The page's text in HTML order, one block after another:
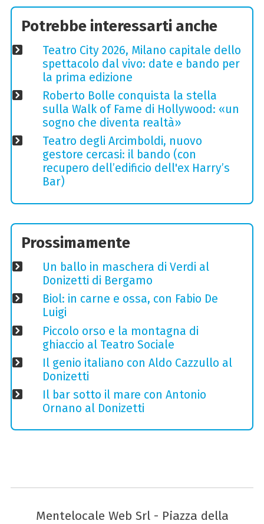
Potrebbe interessarti anche
Teatro City 2026, Milano capitale dello
spettacolo dal vivo: date e bando per
la prima edizione
Roberto Bolle conquista la stella
sulla Walk of Fame di Hollywood: «un
sogno che diventa realtà»
Teatro degli Arcimboldi, nuovo
gestore cercasi: il bando (con
recupero dell’edificio dell'ex Harry’s
Bar)
Prossimamente
Un ballo in maschera di Verdi al
Donizetti di Bergamo
Biol: in carne e ossa, con Fabio De
Luigi
Piccolo orso e la montagna di
ghiaccio al Teatro Sociale
Il genio italiano con Aldo Cazzullo al
Donizetti
Il bar sotto il mare con Antonio
Ornano al Donizetti
Mentelocale Web Srl - Piazza della